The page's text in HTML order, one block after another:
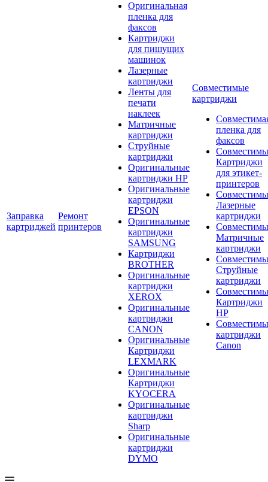
Заправка
картриджей
Ремонт
принтеров
Оригинальная
пленка для
факсов
Картриджи
для пишущих
машинок
Лазерные
картриджи
Ленты для
печати
наклеек
Матричные
картриджи
Струйные
картриджи
Оригинальные
картриджи HP
Оригинальные
картриджи
EPSON
Оригинальные
картриджи
SAMSUNG
Картриджи
BROTHER
Оригинальные
картриджи
XEROX
Оригинальные
картриджи
CANON
Оригинальные
Картриджи
LEXMARK
Оригинальные
Картриджи
KYOCERA
Оригинальные
картриджи
Sharp
Оригинальные
картриджи
DYMO
Совместимые
картриджи
пленка для
факсов
Картриджи
для этикет-
принтеров
Лазерные
картриджи
Матричные
картриджи
Струйные
картриджи
Картриджи
HP
картриджи
Canon